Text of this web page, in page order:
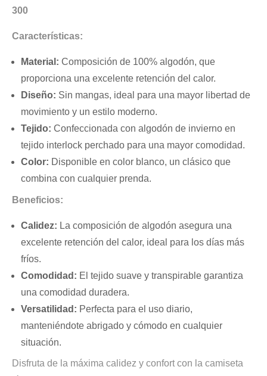
300
Características:
Material: Composición de 100% algodón, que
proporciona una excelente retención del calor.
Diseño: Sin mangas, ideal para una mayor libertad de
movimiento y un estilo moderno.
Tejido: Confeccionada con algodón de invierno en
tejido interlock perchado para una mayor comodidad.
Color: Disponible en color blanco, un clásico que
combina con cualquier prenda.
Beneficios:
Calidez: La composición de algodón asegura una
excelente retención del calor, ideal para los días más
fríos.
Comodidad: El tejido suave y transpirable garantiza
una comodidad duradera.
Versatilidad: Perfecta para el uso diario,
manteniéndote abrigado y cómodo en cualquier
situación.
Disfruta de la máxima calidez y confort con la camiseta